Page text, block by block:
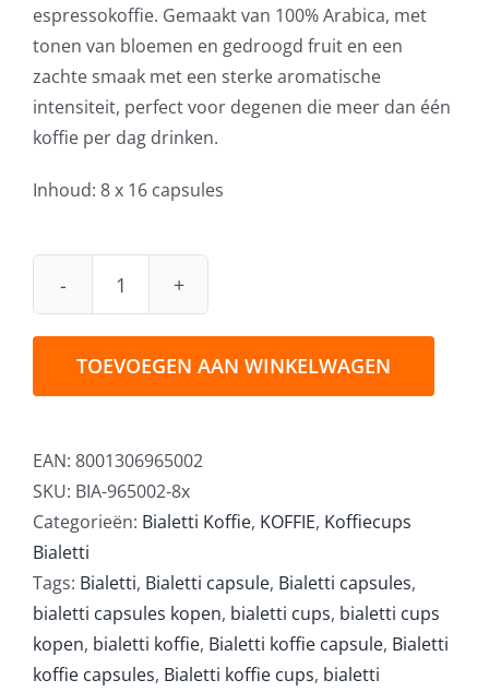
espressokoffie. Gemaakt van 100% Arabica, met
tonen van bloemen en gedroogd fruit en een
zachte smaak met een sterke aromatische
intensiteit, perfect voor degenen die meer dan één
koffie per dag drinken.
Inhoud: 8 x 16 capsules
Bialetti
Koffie
aantal
TOEVOEGEN AAN WINKELWAGEN
EAN: 8001306965002
SKU: BIA-965002-8x
Categorieën: Bialetti Koffie, KOFFIE, Koffiecups
Bialetti
Tags: Bialetti, Bialetti capsule, Bialetti capsules,
bialetti capsules kopen, bialetti cups, bialetti cups
kopen, bialetti koffie, Bialetti koffie capsule, Bialetti
koffie capsules, Bialetti koffie cups, bialetti